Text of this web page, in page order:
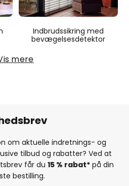
Indbrudssikring med
bevægelsesdetektor
mere
om aktuelle indretnings- og
tilbud og rabatter? Ved at
får du 15 % rabat* på din
bestilling.